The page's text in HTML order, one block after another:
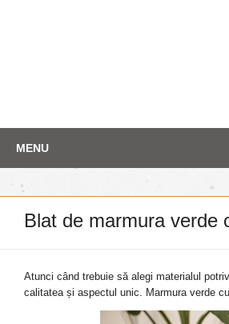
Depozit marmura
content
MENU
Blat de marmura verde
Atunci când trebuie să alegi materialul
calitatea și aspectul unic. Marmura verde